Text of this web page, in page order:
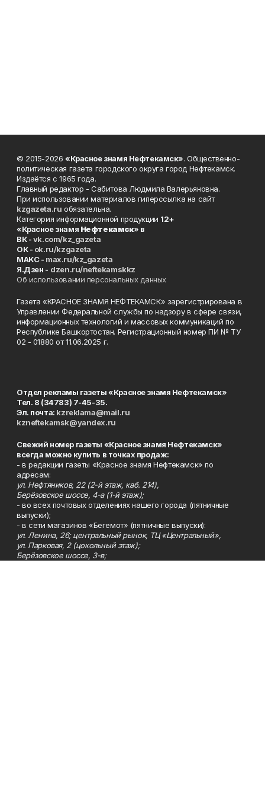
© 2015-2026 «Красное знамя Нефтекамск». Общественно-
политическая газета городского округа город Нефтекамск.
Издаётся с 1965 года.
Главный редактор - Сабитова Людмила Валерьяновна.
При использовании материалов гиперссылка на сайт
kzgazeta.ru обязательна.
Категория информационной продукции 12+
«Красное знамя Нефтекамск» в
ВК -vk.com/kz_gazeta
ОК - ok.ru/kzgazeta
MAKC - max.ru/kz_gazeta
Я.Дзен - dzen.ru/neftekamskkz
Об использовании персональных данных
Газета «КРАСНОЕ ЗНАМЯ НЕФТЕКАМСК» зарегистрирована в
Управлении Федеральной службы по надзору в сфере связи,
информационных технологий и массовых коммуникаций по
Республике Башкортостан. Регистрационный номер ПИ № ТУ
02 - 01880 от 11.06.2025 г.
Отдел рекламы газеты «Красное знамя Нефтекамск»
Тел. 8 (34783) 7-45-35.
Эл. почта: kzreklama@mail.ru
kzneftekamsk@yandex.ru
Свежий номер газеты «Красное знамя Нефтекамск»
всегда можно купить в точках продаж:
- в редакции газеты «Красное знамя Нефтекамск» по
адресам:
ул. Нефтяников, 22 (2-й этаж, каб. 214),
Берёзовское шоссе, 4-а (1-й этаж);
- во всех почтовых отделениях нашего города (пятничные
выпуски);
- в сети магазинов «Бегемот» (пятничные выпуски):
ул. Ленина, 26; центральный рынок, ТЦ «Центральный»,
ул. Парковая, 2 (цокольный этаж);
Берёзовское шоссе, 3-в;